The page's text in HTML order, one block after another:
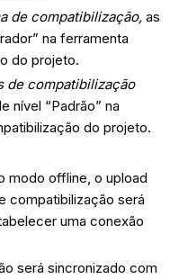
de compatibilização, as
na ferramenta
do projeto.
de compatibilização
nível “Padrão” na
do projeto.
modo offline, o upload
compatibilização será
uma conexão
será sincronizado com